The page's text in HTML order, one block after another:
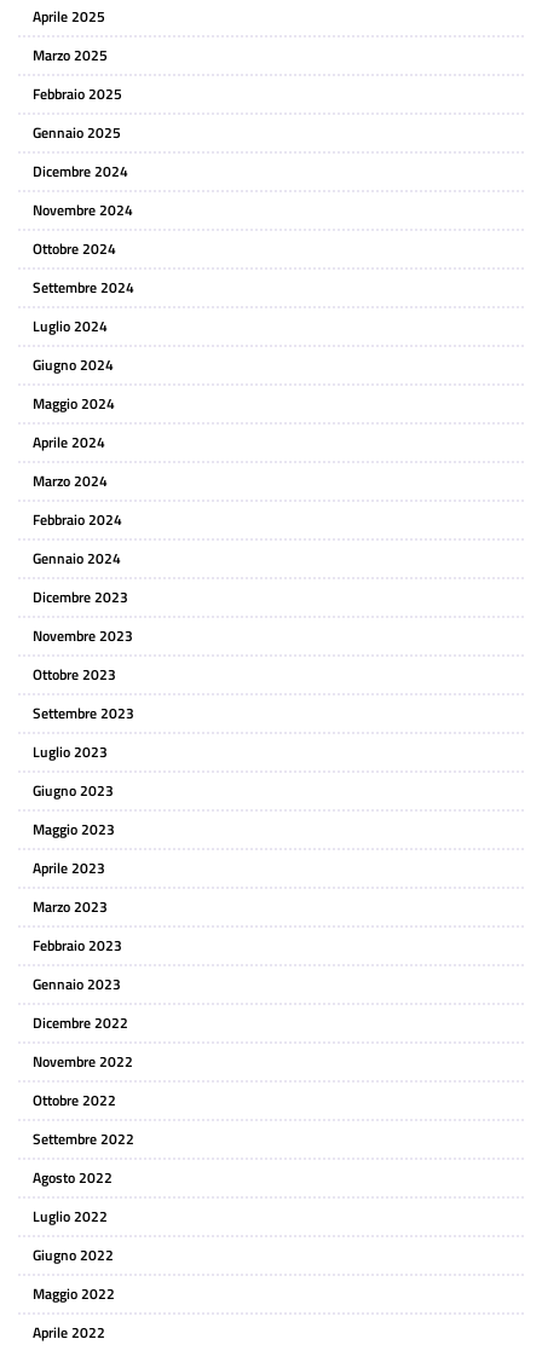
Aprile 2025
Marzo 2025
Febbraio 2025
Gennaio 2025
Dicembre 2024
Novembre 2024
Ottobre 2024
Settembre 2024
Luglio 2024
Giugno 2024
Maggio 2024
Aprile 2024
Marzo 2024
Febbraio 2024
Gennaio 2024
Dicembre 2023
Novembre 2023
Ottobre 2023
Settembre 2023
Luglio 2023
Giugno 2023
Maggio 2023
Aprile 2023
Marzo 2023
Febbraio 2023
Gennaio 2023
Dicembre 2022
Novembre 2022
Ottobre 2022
Settembre 2022
Agosto 2022
Luglio 2022
Giugno 2022
Maggio 2022
Aprile 2022